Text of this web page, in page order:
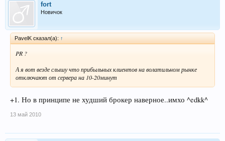
fort
Новичок
PavelK сказал(а): ↑
PR ?
А я вот везде слышу что прибыльных клиентов на волатильном рынке
отключают от сервера на 10-20минут
+1. Но в принципе не худший брокер наверное..имхо ^edkk^
13 май 2010